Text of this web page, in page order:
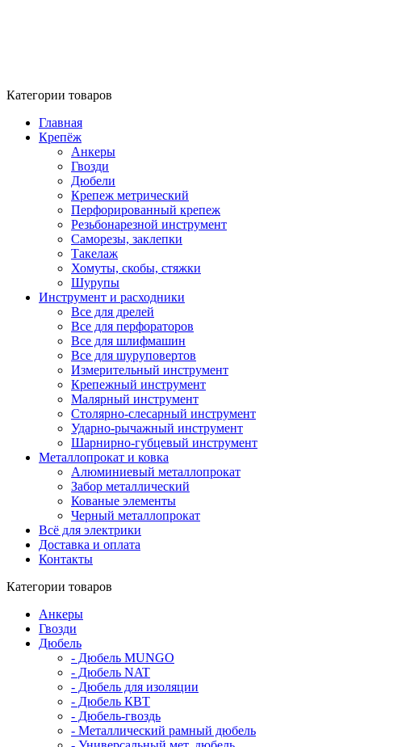
Категории товаров
Главная
Крепёж
Анкеры
Гвозди
Дюбели
Крепеж метрический
Перфорированный крепеж
Резьбонарезной инструмент
Саморезы, заклепки
Такелаж
Хомуты, скобы, стяжки
Шурупы
Инструмент и расходники
Все для дрелей
Все для перфораторов
Все для шлифмашин
Все для шуруповертов
Измерительный инструмент
Крепежный инструмент
Малярный инструмент
Столярно-слесарный инструмент
Ударно-рычажный инструмент
Шарнирно-губцевый инструмент
Металлопрокат и ковка
Алюминиевый металлопрокат
Забор металлический
Кованые элементы
Черный металлопрокат
Всё для электрики
Доставка и оплата
Контакты
Категории товаров
Анкеры
Гвозди
Дюбель
- Дюбель MUNGO
- Дюбель NAT
- Дюбель для изоляции
- Дюбель КВТ
- Дюбель-гвоздь
- Металлический рамный дюбель